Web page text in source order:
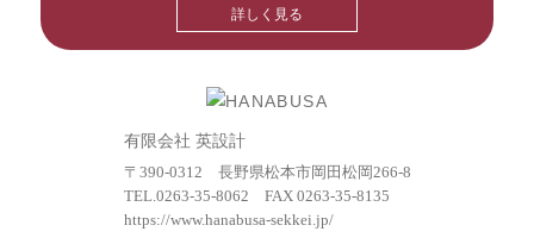
詳しく見る
有限会社 英設計
〒390-0312 長野県松本市岡田松岡266-8
TEL.0263-35-8062 FAX 0263-35-8135
https://www.hanabusa-sekkei.jp/